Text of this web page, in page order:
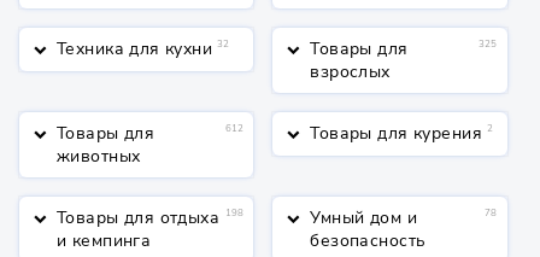
keyboard_arrow_down Техника для кухни 32 keyboard_arrow_down Товары для
взрослых
325
keyboard_arrow_down Товары для
животных
612 keyboard_arrow_down Товары для курения 2
keyboard_arrow_down Товары для отдыха
и кемпинга
198 keyboard_arrow_down Умный дом и
безопасность
78